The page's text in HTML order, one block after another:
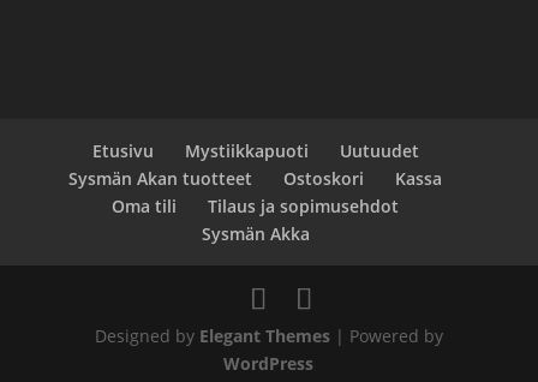
Etusivu Mystiikkapuoti
Uutuudet
Sysmän Akan tuotteet
Ostoskori
Kassa
Oma tili
Tilaus ja sopimusehdot
Sysmän Akka
Designed by Elegant Themes| Powered by
WordPress